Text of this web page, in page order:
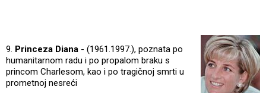
9. Princeza Diana - (1961.1997.), poznata po
humanitarnom radu i po propalom braku s
princom Charlesom, kao i po tragičnoj smrti u
prometnoj nesreći